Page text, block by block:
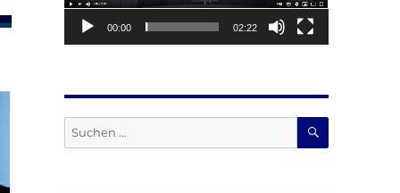
00:00 02:22
Suche
nach:
SUCHEN